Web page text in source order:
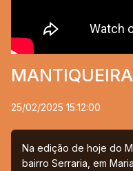
25/02/2025 15:12:00
Na edição de hoje do
bairro Serraria, em